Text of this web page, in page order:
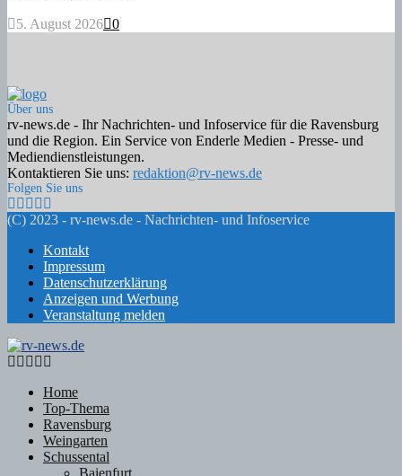
5. August 2026 0
Über uns
rv-news.de - Ihr Nachrichten- und Infoservice für die Ravensburg
und die Region. Ein Service von Enderle Medien - Presse- und
Mediendienstleistungen.
Kontaktieren Sie uns: redaktion@rv-news.de
Folgen Sie uns
Facebook
Twitter
Instagram
Email
(C) 2023 - rv-news.de - Nachrichten- und Infoservice
Kontakt
Impressum
Datenschutzerklärung
Anzeigen und Werbung
Veranstaltung melden
Facebook
Twitter
Instagram
Email
Home
Top-Thema
Ravensburg
Weingarten
Schussental